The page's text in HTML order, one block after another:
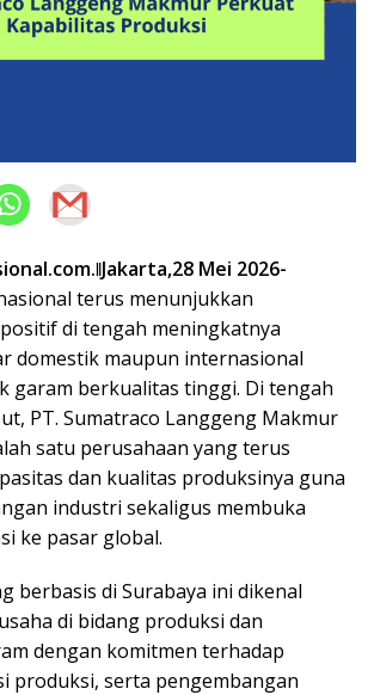
Mei 2026-
terus menunjukkan
di tengah meningkatnya
domestik maupun internasional
garam berkualitas tinggi. Di tengah
PT. Sumatraco Langgeng Makmur
satu perusahaan yang terus
dan kualitas produksinya guna
industri sekaligus membuka
ke pasar global.
berbasis di Surabaya ini dikenal
di bidang produksi dan
dengan komitmen terhadap
produksi, serta pengembangan